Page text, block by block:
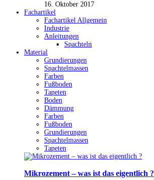
16. Oktober 2017
Fachartikel
Fachartikel Allgemein
Industrie
Anleitungen
Spachteln
Material
Grundierungen
Spachtelmassen
Farben
Fußboden
Tapeten
Boden
Dämmung
Farben
Fußboden
Grundierungen
Spachtelmassen
Tapeten
Mikrozement – was ist das eigentlich ?